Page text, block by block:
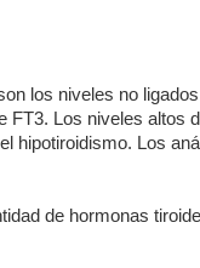
los niveles no
FT3. Los niveles altos
hipotiroidismo. Los
de hormonas